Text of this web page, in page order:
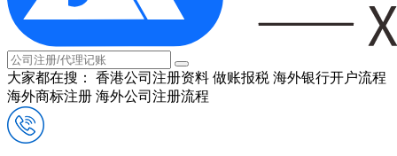
大家都在搜： 香港公司注册资料 做账报税 海外银行开户流程
海外商标注册 海外公司注册流程